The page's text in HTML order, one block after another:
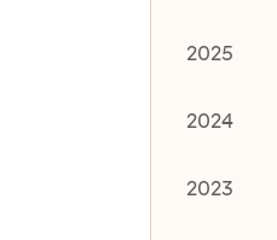
2025
2024
2023